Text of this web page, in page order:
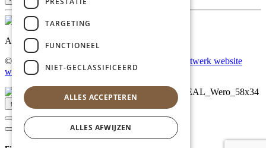
Al onze prijzen zijn incl. BTW
© Copyright 2026 Limburgs Bakwinkeltje |
Maatwerk website
webmix
↑ Top
TARGETING
FUNCTIONEEL
NIET-GECLASSIFICEERD
ALLES ACCEPTEREN
ALLES AFWIJZEN